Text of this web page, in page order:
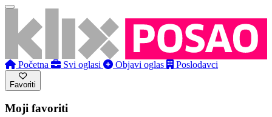
Početna Svi oglasi Objavi oglas Poslodavci
Favoriti
Moji favoriti